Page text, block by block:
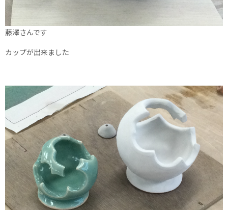
藤澤さんです
カップが出来ました